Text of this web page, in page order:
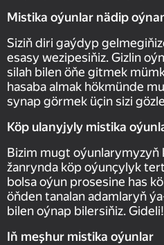
Mistika oýunlar nädip
Siziň diri gaýdyp
esasy wezipesiňiz. Gizlin
silah bilen öňe gitmek
hasaba almak hökmünde
synap görmek üçin sizi
Köp ulanyjyly mistika
Bizim mugt oýunlarymyzyň
žanrynda köp oýunçylyk
bolsa oýun prosesine has
öňden tanalan adamlaryň
bilen oýnap bilersiňiz. Gideli!
Iň meşhur mistika oýunlar